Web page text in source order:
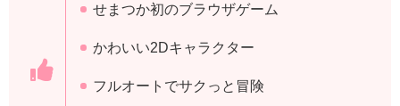
せまつか初のブラウザゲーム
かわいい2Dキャラクター
フルオートでサクっと冒険